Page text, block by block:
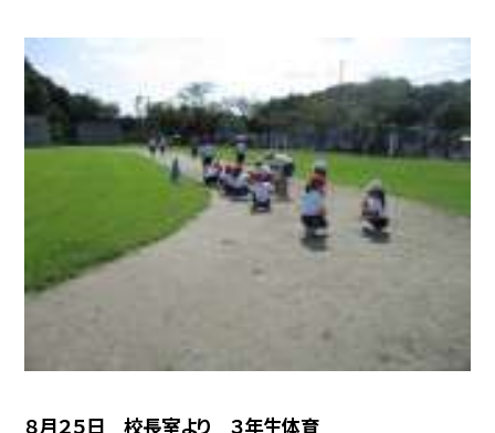
８月２５日 校長室より ３年生体育